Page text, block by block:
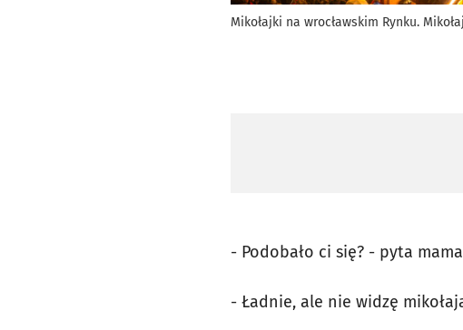
Mikołajki na wrocławskim Rynku.
- Podobało ci się? - pyta
- Ładnie, ale nie widzę